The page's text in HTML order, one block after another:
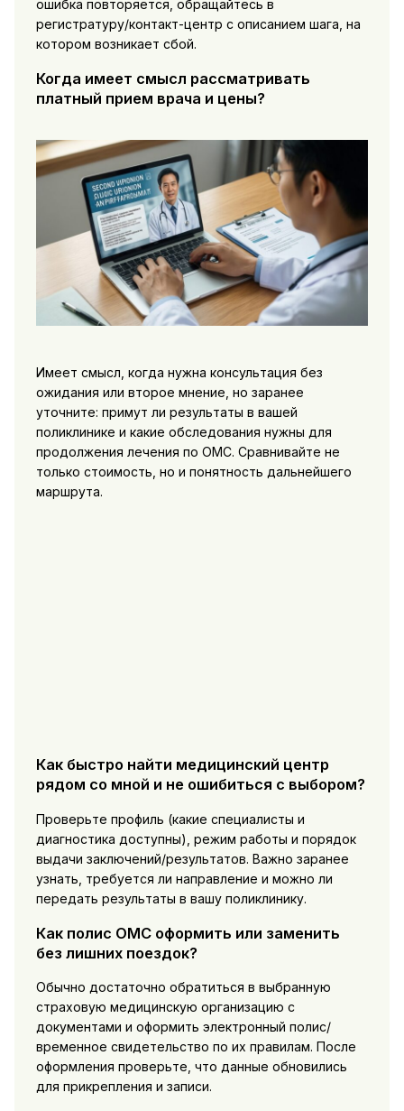
ошибка повторяется, обращайтесь в
регистратуру/контакт-центр с описанием шага, на
котором возникает сбой.
Когда имеет смысл рассматривать
платный прием врача и цены?
Имеет смысл, когда нужна консультация без
ожидания или второе мнение, но заранее
уточните: примут ли результаты в вашей
поликлинике и какие обследования нужны для
продолжения лечения по ОМС. Сравнивайте не
только стоимость, но и понятность дальнейшего
маршрута.
Как быстро найти медицинский центр
рядом со мной и не ошибиться с выбором?
Проверьте профиль (какие специалисты и
диагностика доступны), режим работы и порядок
выдачи заключений/результатов. Важно заранее
узнать, требуется ли направление и можно ли
передать результаты в вашу поликлинику.
Как полис ОМС оформить или заменить
без лишних поездок?
Обычно достаточно обратиться в выбранную
страховую медицинскую организацию с
документами и оформить электронный полис/
временное свидетельство по их правилам. После
оформления проверьте, что данные обновились
для прикрепления и записи.